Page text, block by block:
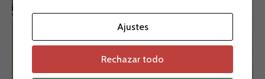
de
precios:
200,00 €
hasta
230,00 €
Ajustes
Rechazar todo